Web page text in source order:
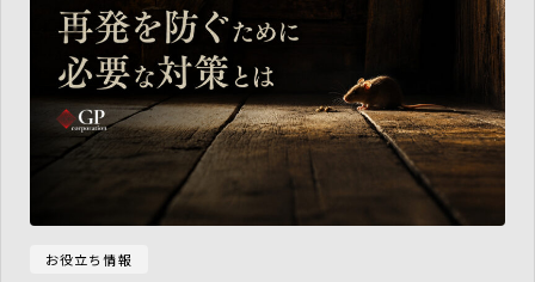
お役立ち情報